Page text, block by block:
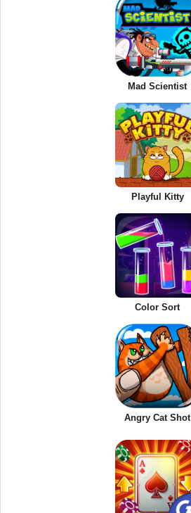
Mad Scientist
Playful Kitty
Color Sort
Angry Cat Shot